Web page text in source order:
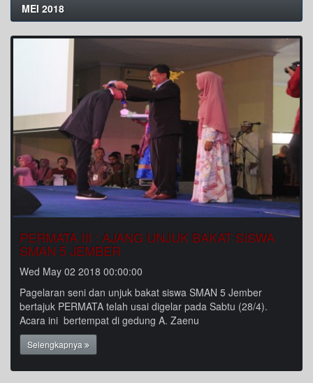
MEI 2018
PERMATA III : AJANG UNJUK BAKAT SISWA
SMAN 5 JEMBER
Wed May 02 2018 00:00:00
Pagelaran seni dan unjuk bakat siswa SMAN 5 Jember
bertajuk PERMATA telah usai digelar pada Sabtu (28/4).
Acara ini bertempat di gedung A. Zaenu
Selengkapnya